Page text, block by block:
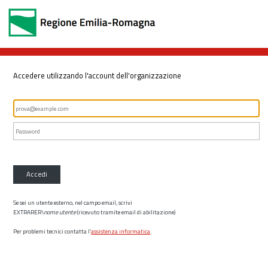
Accedere utilizzando l'account dell'organizzazione
Accedi
Se sei un utente esterno, nel campo email, scrivi
EXTRARER\nome utente(ricevuto tramite email di abilitazione)
Per problemi tecnici contatta l’assistenza informatica.